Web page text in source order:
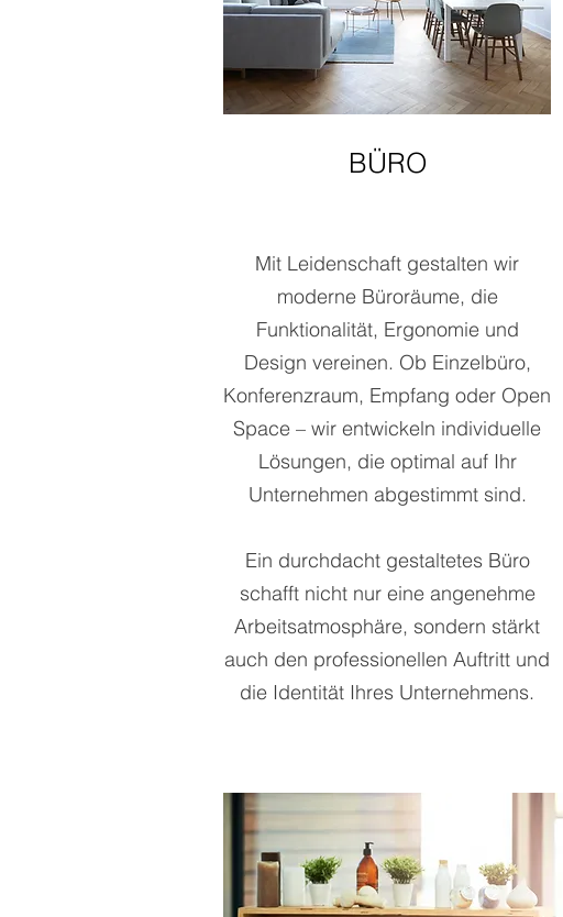
BÜRO
Mit Leidenschaft gestalten wir
moderne Büroräume, die
Funktionalität, Ergonomie und
Design vereinen. Ob Einzelbüro,
Konferenzraum, Empfang oder Open
Space – wir entwickeln individuelle
Lösungen, die optimal auf Ihr
Unternehmen abgestimmt sind.
Ein durchdacht gestaltetes Büro
schafft nicht nur eine angenehme
Arbeitsatmosphäre, sondern stärkt
auch den professionellen Auftritt und
die Identität Ihres Unternehmens.